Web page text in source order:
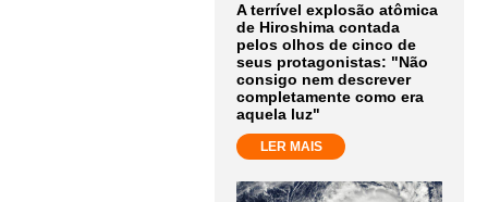
A terrível explosão atômica
de Hiroshima contada
pelos olhos de cinco de
seus protagonistas: "Não
consigo nem descrever
completamente como era
aquela luz"
LER MAIS